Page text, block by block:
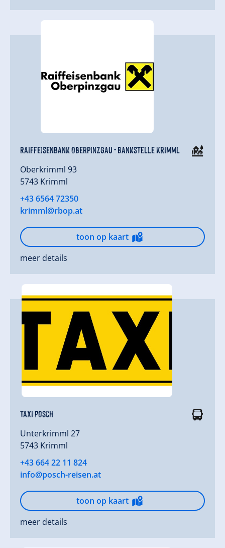
Raiffeisenbank Oberpinzgau - Bankstelle Krimml
Oberkrimml 93
5743 Krimml
+43 6564 72350
krimml@rbop.at
toon op kaart
meer details
Taxi Posch
Unterkrimml 27
5743 Krimml
+43 664 22 11 824
info@posch-reisen.at
toon op kaart
meer details